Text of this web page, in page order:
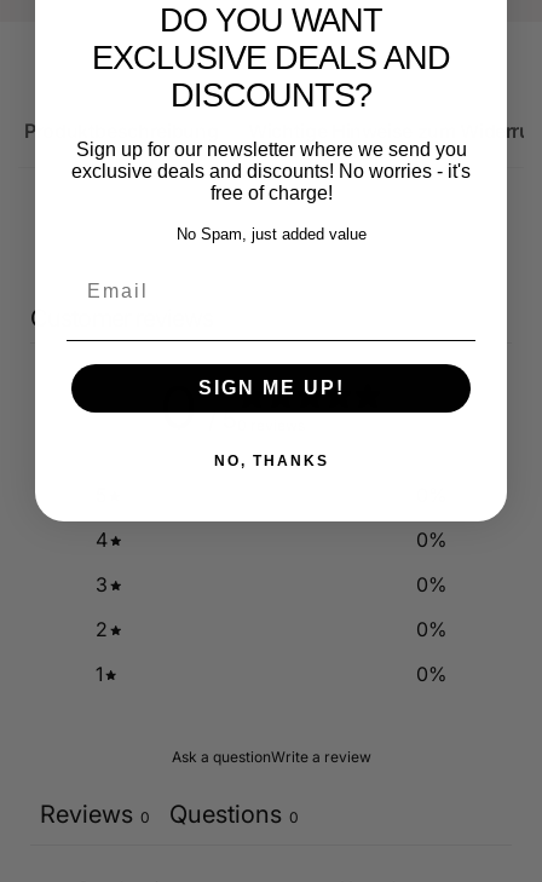
Produktbeschreibung Wichtige Hinweise zum
Customer reviews
0 / 5
4
0%
3
0%
2
0%
1
0%
Ask a questionWrite a review
Reviews 0 Questions 0
DO YOU WANT
EXCLUSIVE DEALS AND
DISCOUNTS?
Sign up for our newsletter where we send you
exclusive deals and discounts! No worries - it's
free of charge!
No Spam, just added value
SIGN ME UP!
NO, THANKS